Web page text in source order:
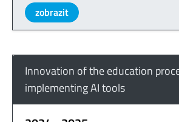
zobrazit
Innovation of the education
implementing AI tools